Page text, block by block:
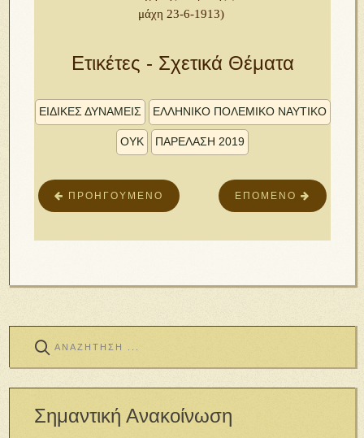
μάχη 23-6-1913)
Ετικέτες - Σχετικά Θέματα
ΕΙΔΙΚΕΣ ΔΥΝΑΜΕΙΣ ΕΛΛΗΝΙΚΟ ΠΟΛΕΜΙΚΟ ΝΑΥΤΙΚΟ
ΟΥΚ ΠΑΡΕΛΑΣΗ 2019
ΕΠΌΜΕΝΟ
ΠΡΟΗΓΟΎΜΕΝΟ
Σημαντική Ανακοίνωση